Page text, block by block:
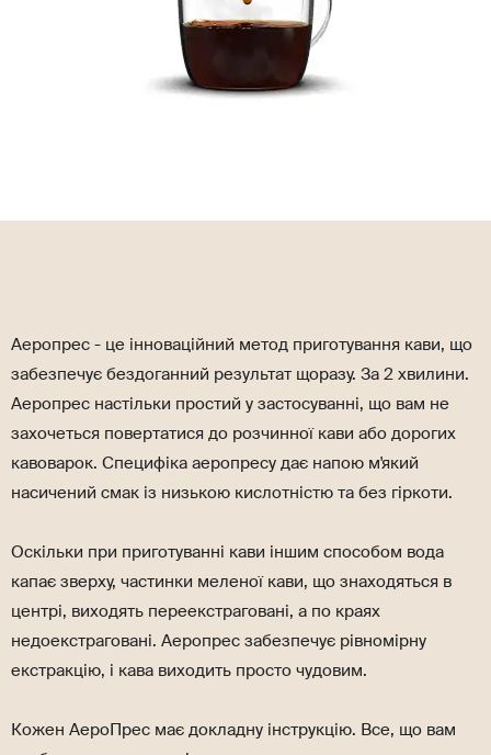
Аеропрес - це інноваційний метод приготування кави, що
забезпечує бездоганний результат щоразу. За 2 хвилини.
Аеропрес настільки простий у застосуванні, що вам не
захочеться повертатися до розчинної кави або дорогих
кавоварок. Специфіка аеропресу дає напою м'який
насичений смак із низькою кислотністю та без гіркоти.
Оскільки при приготуванні кави іншим способом вода
капає зверху, частинки меленої кави, що знаходяться в
центрі, виходять переекстраговані, а по краях
недоекстраговані. Аеропрес забезпечує рівномірну
екстракцію, і кава виходить просто чудовим.
Кожен АероПрес має докладну інструкцію. Все, що вам